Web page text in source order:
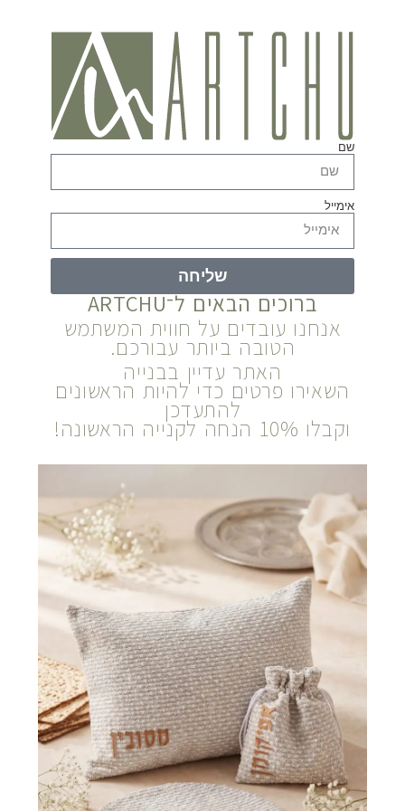
שם
אימייל
שליחה
ברוכים הבאים ל־ARTCHU
אנחנו עובדים על חווית המשתמש
הטובה ביותר עבורכם.
האתר עדיין בבנייה
השאירו פרטים כדי להיות הראשונים
להתעדכן
וקבלו 10% הנחה לקנייה הראשונה!